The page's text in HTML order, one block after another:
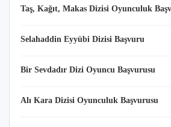
Taş, Kağıt, Makas Dizisi Oyunculuk
Selahaddin Eyyübi Dizisi Başvuru
Bir Sevdadır Dizi Oyuncu Başvurusu
Alı Kara Dizisi Oyunculuk Başvurusu